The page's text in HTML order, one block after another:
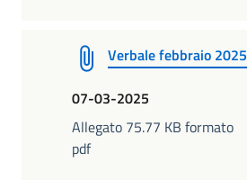
Verbale febbraio 2025
07-03-2025
Allegato 75.77 KB formato
pdf